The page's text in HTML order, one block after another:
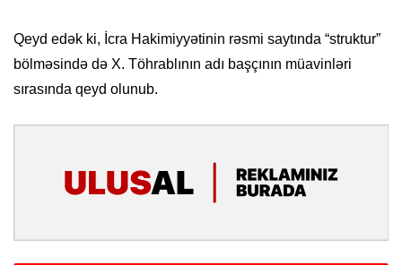
Qeyd edək ki, İcra Hakimiyyətinin rəsmi saytında “struktur”
bölməsində də X. Töhrablının adı başçının müavinləri
sırasında qeyd olunub.